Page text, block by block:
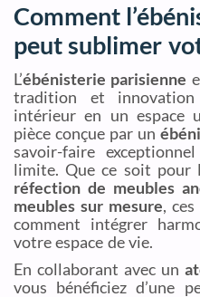
Comment
peut sublimer
L’ébénisterie parisienne
tradition et
intérieur en un espace
pièce conçue par un
savoir-faire
limite. Que ce soit
réfection de meubles
meubles sur mesure,
comment intégrer
votre espace de vie.
En collaborant avec un
vous bénéficiez d’une